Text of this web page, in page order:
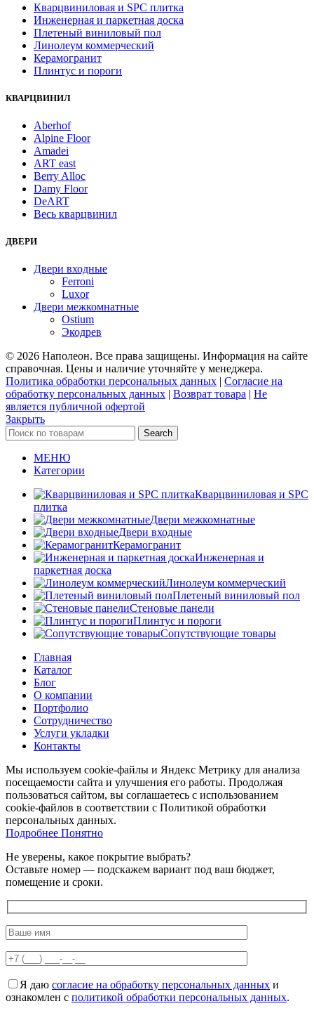
Кварцвиниловая и SPC плитка
Инженерная и паркетная доска
Плетеный виниловый пол
Линолеум коммерческий
Керамогранит
Плинтус и пороги
КВАРЦВИНИЛ
Aberhof
Alpine Floor
Amadei
ART east
Berry Alloc
Damy Floor
DeART
Весь кварцвинил
ДВЕРИ
Двери входные
Ferroni
Luxor
Двери межкомнатные
Ostium
Экодрев
© 2026 Наполеон. Все права защищены. Информация на сайте
справочная. Цены и наличие уточняйте у менеджера.
Политика обработки персональных данных | Согласие на
обработку персональных данных | Возврат товара | Не
является публичной офертой
Закрыть
Search
МЕНЮ
Категории
Кварцвиниловая и SPC
плитка
Двери межкомнатные
Двери входные
Керамогранит
Инженерная и
паркетная доска
Линолеум коммерческий
Плетеный виниловый пол
Стеновые панели
Плинтус и пороги
Сопутствующие товары
Главная
Каталог
Блог
О компании
Портфолио
Сотрудничество
Услуги укладки
Контакты
Мы используем cookie-файлы и Яндекс Метрику для анализа
посещаемости сайта и улучшения его работы. Продолжая
пользоваться сайтом, вы соглашаетесь с использованием
cookie-файлов в соответствии с Политикой обработки
персональных данных.
Подробнее Подробнее
Понятно
Не уверены, какое покрытие выбрать?
Оставьте номер — подскажем вариант под ваш бюджет,
помещение и сроки.
Я даю согласие на обработку персональных данных и
ознакомлен с политикой обработки персональных данных.